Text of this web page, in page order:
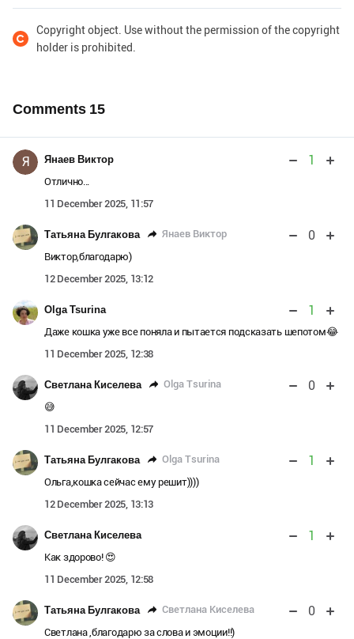
Copyright object. Use without the permission of the copyright
holder is prohibited.
Comments 15
Я Янаев Виктор 1
Отлично...
11 December 2025, 11:57
Татьяна Булгакова Янаев Виктор 0
Виктор,благодарю)
12 December 2025, 13:12
Olga Tsurina 1
Даже кошка уже все поняла и пытается подсказать шепотом😂
11 December 2025, 12:38
Светлана Киселева Olga Tsurina 0
😅
11 December 2025, 12:57
Татьяна Булгакова Olga Tsurina 1
Ольга,кошка сейчас ему решит))))
12 December 2025, 13:13
Светлана Киселева 1
Как здорово! 😍
11 December 2025, 12:58
Татьяна Булгакова Светлана Киселева 0
Светлана ,благодарю за слова и эмоции!!)